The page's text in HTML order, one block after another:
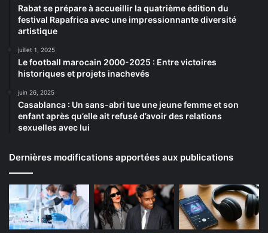
Rabat se prépare à accueillir la quatrième édition du
festival Rapafrica avec une impressionnante diversité
artistique
juillet 1, 2025
Le football marocain 2000-2025 : Entre victoires
historiques et projets inachevés
juin 26, 2025
Casablanca : Un sans-abri tue une jeune femme et son
enfant après qu’elle ait refusé d’avoir des relations
sexuelles avec lui
Dernières modifications apportées aux publications